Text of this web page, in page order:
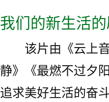
我们的新生活
该片由《云上音
静》《最燃不过夕
追求美好生活的奋